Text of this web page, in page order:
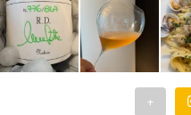
+